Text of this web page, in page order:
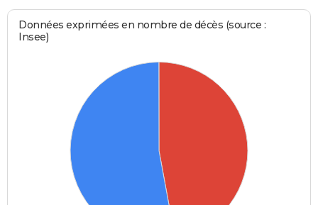
Données exprimées en nombre de décès (source :
Insee)